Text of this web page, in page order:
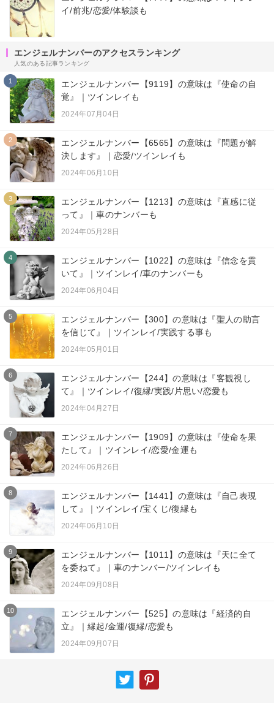
イ/前兆/恋愛/体験談も
エンジェルナンバーのアクセスランキング
人気のある記事ランキング
1
エンジェルナンバー【9119】の意味は『使命の自
覚』｜ツインレイも
2024年07月04日
2
エンジェルナンバー【6565】の意味は『問題が解
決します』｜恋愛/ツインレイも
2024年06月10日
3
エンジェルナンバー【1213】の意味は『直感に従
って』｜車のナンバーも
2024年05月28日
4
エンジェルナンバー【1022】の意味は『信念を貫
いて』｜ツインレイ/車のナンバーも
2024年06月04日
5
エンジェルナンバー【300】の意味は『聖人の助言
を信じて』｜ツインレイ/実践する事も
2024年05月01日
6
エンジェルナンバー【244】の意味は『客観視し
て』｜ツインレイ/復縁/実践/片思い/恋愛も
2024年04月27日
7
エンジェルナンバー【1909】の意味は『使命を果
たして』｜ツインレイ/恋愛/金運も
2024年06月26日
8
エンジェルナンバー【1441】の意味は『自己表現
して』｜ツインレイ/宝くじ/復縁も
2024年06月10日
9
エンジェルナンバー【1011】の意味は『天に全て
を委ねて』｜車のナンバー/ツインレイも
2024年09月08日
10
エンジェルナンバー【525】の意味は『経済的自
立』｜縁起/金運/復縁/恋愛も
2024年09月07日